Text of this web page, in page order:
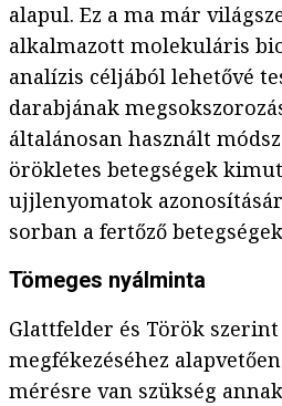
alapul. Ez a ma már
alkalmazott molekuláris
analízis céljából lehetővé
darabjának
általánosan használt
örökletes betegségek
ujjlenyomatok
sorban a fertőző
Tömeges nyálminta
Glattfelder és Török szerint
megfékezéséhez
mérésre van szükség